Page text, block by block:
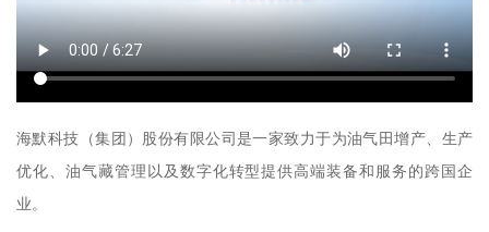
海默科技（集团）股份有限公司是一家致力于为油气田增产、生产
优化、油气藏管理以及数字化转型提供高端装备和服务的跨国企
业。